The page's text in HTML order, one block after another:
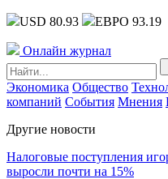
USD 80.93 ЕВРО 93.19
Онлайн журнал
Экономика Общество
компаний События Мнения
Другие новости
Налоговые поступления
выросли почти на 15%